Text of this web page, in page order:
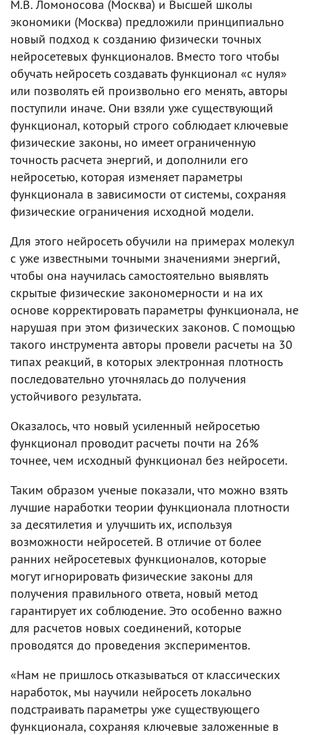
М.В. Ломоносова (Москва) и Высшей школы
экономики (Москва) предложили принципиально
новый подход к созданию физически точных
нейросетевых функционалов. Вместо того чтобы
обучать нейросеть создавать функционал «с нуля»
или позволять ей произвольно его менять, авторы
поступили иначе. Они взяли уже существующий
функционал, который строго соблюдает ключевые
физические законы, но имеет ограниченную
точность расчета энергий, и дополнили его
нейросетью, которая изменяет параметры
функционала в зависимости от системы, сохраняя
физические ограничения исходной модели.
Для этого нейросеть обучили на примерах молекул
с уже известными точными значениями энергий,
чтобы она научилась самостоятельно выявлять
скрытые физические закономерности и на их
основе корректировать параметры функционала, не
нарушая при этом физических законов. С помощью
такого инструмента авторы провели расчеты на 30
типах реакций, в которых электронная плотность
последовательно уточнялась до получения
устойчивого результата.
Оказалось, что новый усиленный нейросетью
функционал проводит расчеты почти на 26%
точнее, чем исходный функционал без нейросети.
Таким образом ученые показали, что можно взять
лучшие наработки теории функционала плотности
за десятилетия и улучшить их, используя
возможности нейросетей. В отличие от более
ранних нейросетевых функционалов, которые
могут игнорировать физические законы для
получения правильного ответа, новый метод
гарантирует их соблюдение. Это особенно важно
для расчетов новых соединений, которые
проводятся до проведения экспериментов.
«Нам не пришлось отказываться от классических
наработок, мы научили нейросеть локально
подстраивать параметры уже существующего
функционала, сохраняя ключевые заложенные в